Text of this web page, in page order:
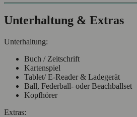
Unterhaltung & Extras
Unterhaltung:
Buch / Zeitschrift
Kartenspiel
Tablet/ E-Reader & Ladegerät
Ball, Federball- oder Beachballset
Kopfhörer
Extras: